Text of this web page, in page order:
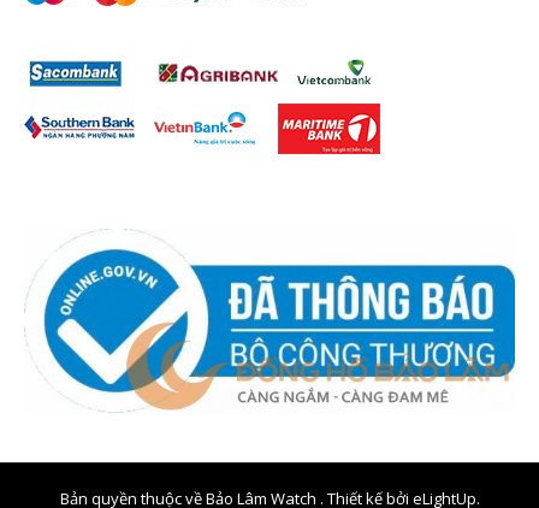
Bản quyền thuộc về Bảo Lâm Watch . Thiết kế bởi eLightUp.